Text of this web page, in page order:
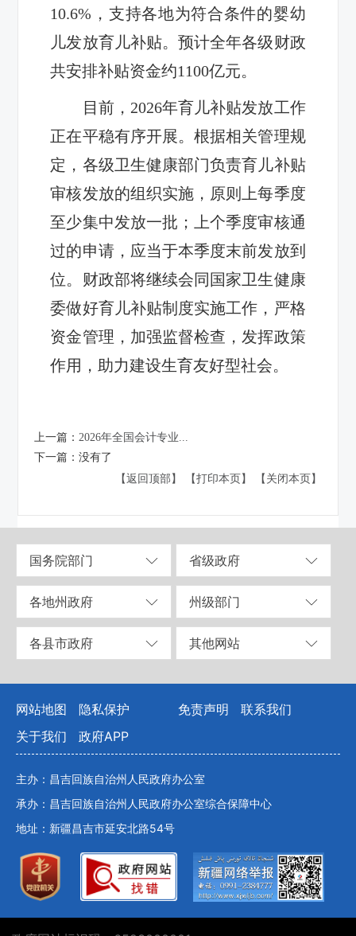
10.6%，支持各地为符合条件的婴幼
儿发放育儿补贴。预计全年各级财政
共安排补贴资金约1100亿元。
目前，2026年育儿补贴发放工作
正在平稳有序开展。根据相关管理规
定，各级卫生健康部门负责育儿补贴
审核发放的组织实施，原则上每季度
至少集中发放一批；上个季度审核通
过的申请，应当于本季度末前发放到
位。财政部将继续会同国家卫生健康
委做好育儿补贴制度实施工作，严格
资金管理，加强监督检查，发挥政策
作用，助力建设生育友好型社会。
上一篇： 2026年全国会计专业...
下一篇：没有了
【返回顶部】
【打印本页】 【关闭本页】
国务院部门 省级政府
各地州政府 州级部门
各县市政府 其他网站
网站地图 隐私保护 免责声明
联系我们
关于我们
政府APP
主办：昌吉回族自治州人民政府办公室
承办：昌吉回族自治州人民政府办公室综合保障中心
地址：新疆昌吉市延安北路54号